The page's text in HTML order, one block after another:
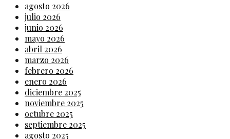
agosto 2026
julio 2026
junio 2026
mayo 2026
abril 2026
marzo 2026
febrero 2026
enero 2026
diciembre 2025
noviembre 2025
octubre 2025
septiembre 2025
agosto 2025